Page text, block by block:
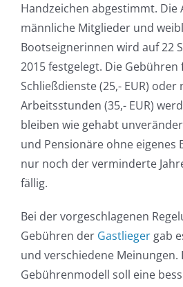
Handzeichen abgestimmt.
männliche Mitglieder und
Bootseignerinnen wird auf 22
2015 festgelegt. Die
Schließdienste (25,- EUR)
Arbeitsstunden (35,- EUR)
bleiben wie gehabt
und Pensionäre ohne eigenes
nur noch der verminderte
fällig.
Bei der vorgeschlagenen
Gebühren der Gastlieger gab
und verschiedene Meinungen.
Gebührenmodell soll eine